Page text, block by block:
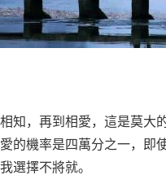
知，再到相愛，這是莫大
的機率是四萬分之一，即
選擇不將就。